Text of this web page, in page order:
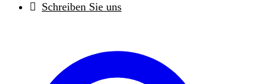
Schreiben Sie uns